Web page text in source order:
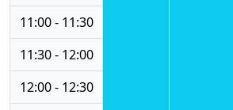
11:00 - 11:30
11:30 - 12:00
12:00 - 12:30